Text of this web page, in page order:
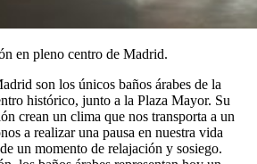
en pleno centro de Madrid.
son los únicos baños árabes de la
histórico, junto a la Plaza Mayor. Su
crean un clima que nos transporta a un
a realizar una pausa en nuestra vida
un momento de relajación y sosiego.